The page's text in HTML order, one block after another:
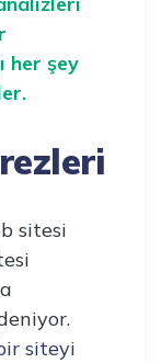
her şey
sitesi
siteyi